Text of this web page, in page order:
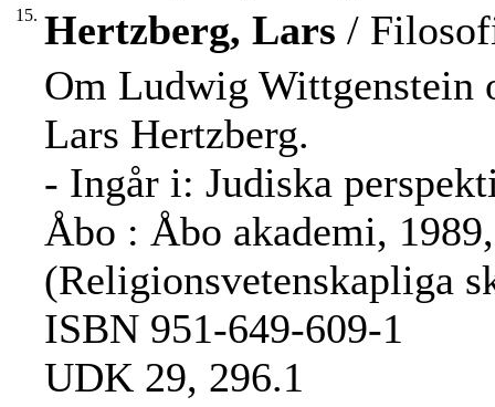
15. Hertzberg, Lars /
Om Ludwig Wittgenstein
Lars Hertzberg.
- Ingår i: Judiska
Åbo : Åbo akademi,
(Religionsvetenskapliga
ISBN 951-649-609-1
UDK 29, 296.1